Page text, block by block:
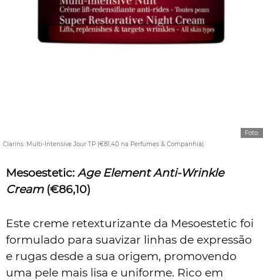
Clarins: Multi-Intensive Jour TP (€81,40 na Perfumes & Companhia)
Foto:
Mesoestetic: Age Element Anti-Wrinkle
Cream(€86,10)
Este creme retexturizante da Mesoestetic foi
formulado para suavizar linhas de expressão
e rugas desde a sua origem, promovendo
uma pele mais lisa e uniforme. Rico em